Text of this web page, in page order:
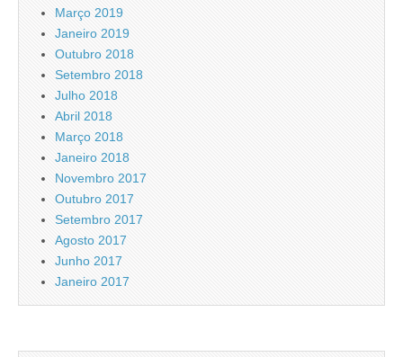
Março 2019
Janeiro 2019
Outubro 2018
Setembro 2018
Julho 2018
Abril 2018
Março 2018
Janeiro 2018
Novembro 2017
Outubro 2017
Setembro 2017
Agosto 2017
Junho 2017
Janeiro 2017